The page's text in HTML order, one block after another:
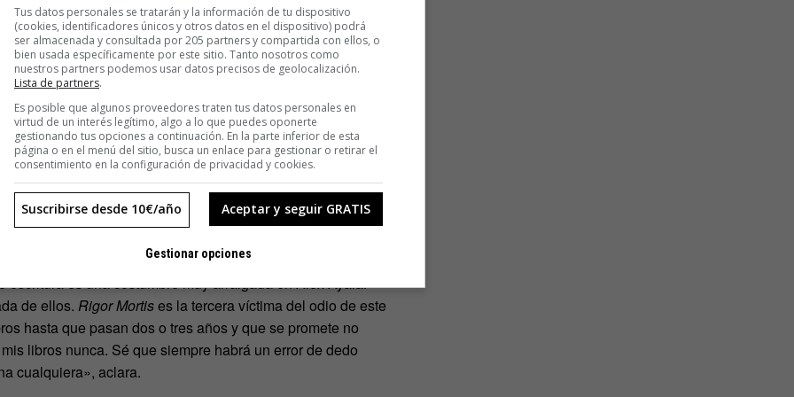
entre España y Bolivia. Así que no fueron los rituales que
la muerte cuaderno en mano. Y los hay, y le
los Santos, la gente lleva calaveritas al cementerio.
los delincuentes. En el libro menciono de paso las
casi un santo».
y la relación entre los bolivianos con sus muertos «es
con la muerte se debería, en palabras del periodista
de América Latina que más dictaduras padeció el
En Bolivia hay muchos más lugares que en España
es una costumbre muy arraigada en Álex Ayala.
de ellos. Rigor Mortises la tercera víctima del odio de este
hasta que pasan dos o tres años y que se promete no
libros nunca. Sé que siempre habrá un error de dedo
cualquiera», aclara.
Tus datos personales se tratarán y la información de tu dispositivo
(cookies, identificadores únicos y otros datos en el dispositivo) podrá
ser almacenada y consultada por 205 partners y compartida con ellos, o
bien usada específicamente por este sitio. Tanto nosotros como
nuestros partners podemos usar datos precisos de geolocalización.
Lista de partners.
Es posible que algunos proveedores traten tus datos personales en
virtud de un interés legítimo, algo a lo que puedes oponerte
gestionando tus opciones a continuación. En la parte inferior de esta
página o en el menú del sitio, busca un enlace para gestionar o retirar el
consentimiento en la configuración de privacidad y cookies.
Aceptar y seguir GRATIS
Suscribirse desde 10€/año
Gestionar opciones